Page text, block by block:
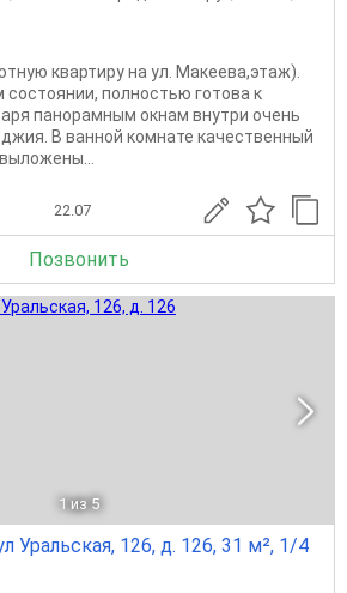
квартиру на ул. Макеева,этаж).
состоянии, полностью готова к
панорамным окнам внутри очень
В ванной комнате качественный
22.07
Позвонить
1 из 5
Уральская, 126, д. 126, 31 м², 1/4